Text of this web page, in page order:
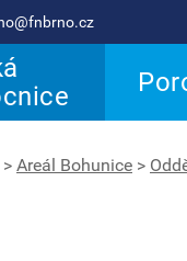
> Areál Bohunice >